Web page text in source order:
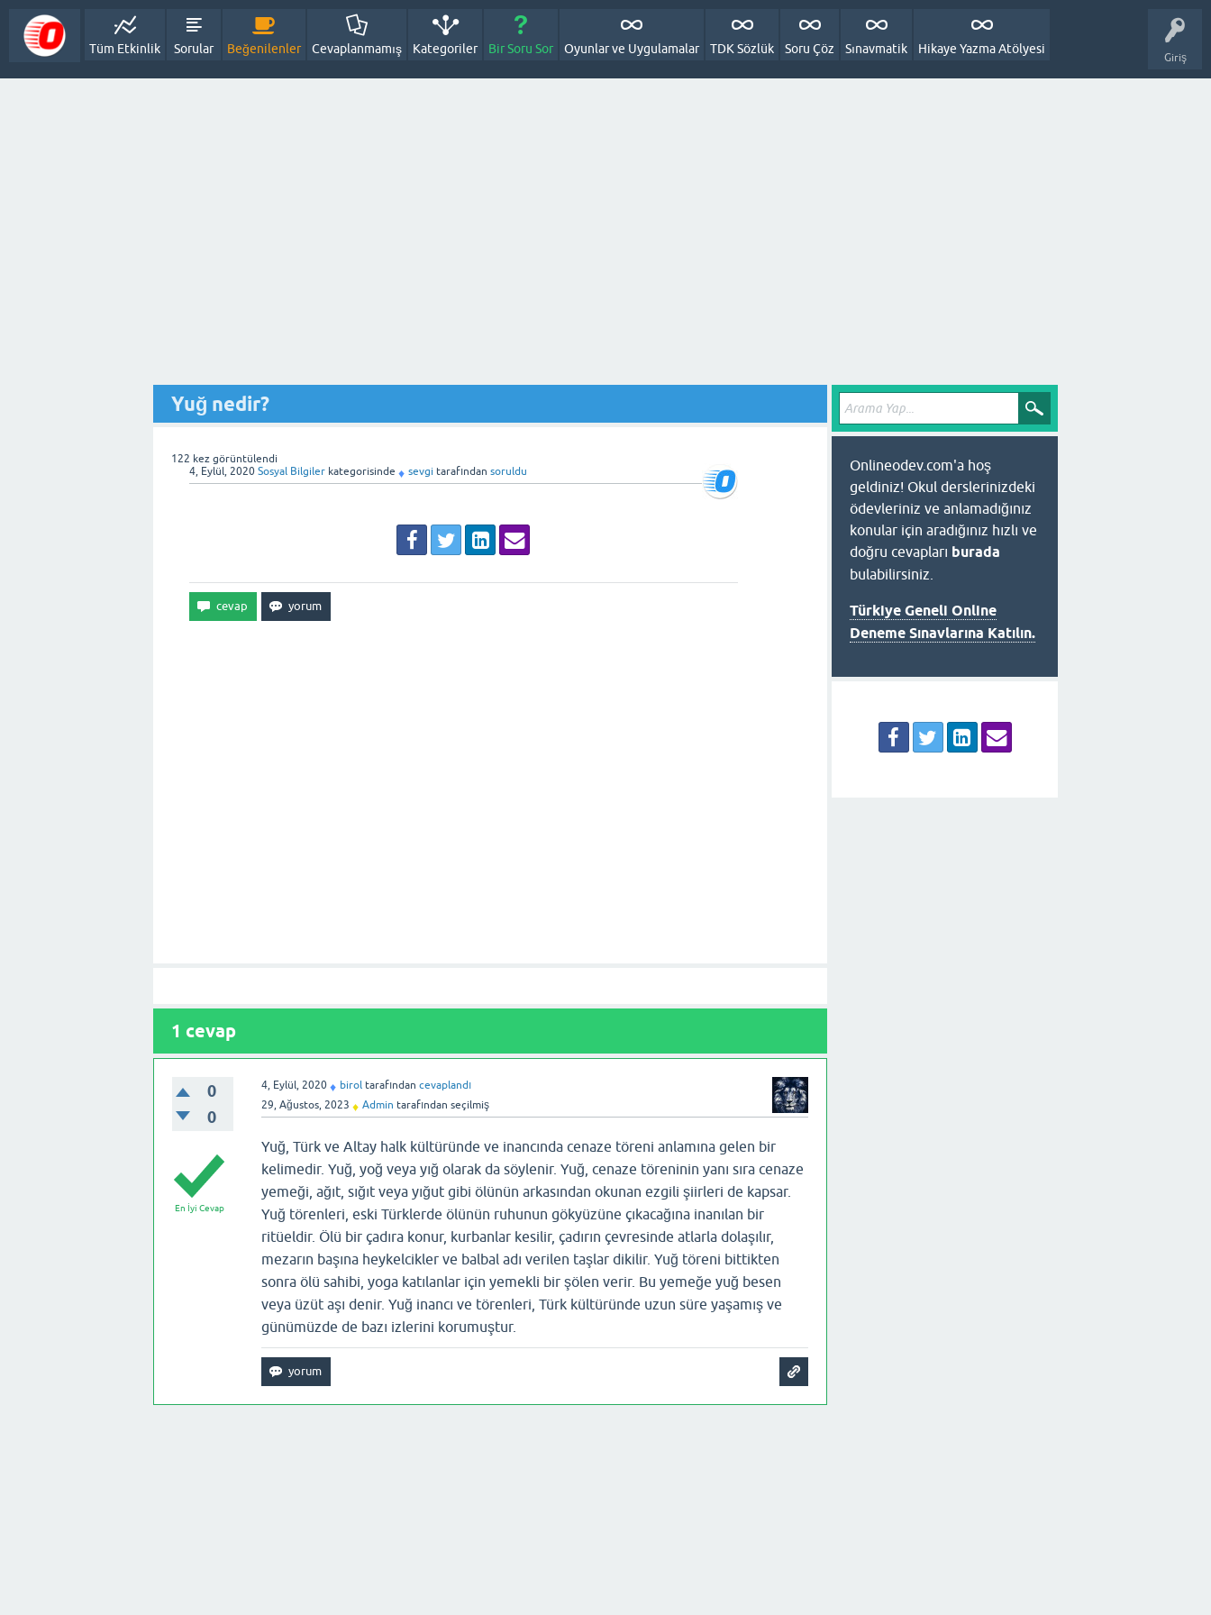
Giriş
Tüm Etkinlik Sorular Beğenilenler Cevaplanmamış Kategoriler Bir Soru Sor Oyunlar ve Uygulamalar TDK Sözlük Soru Çöz Sınavmatik Hikaye Yazma Atölyesi
Yuğ nedir?
122 kez görüntülendi
4, Eylül, 2020 Sosyal Bilgiler kategorisinde ♦ sevgi tarafından soruldu
1 cevap
0
0
4, Eylül, 2020 ♦ birol tarafından cevaplandı
29, Ağustos, 2023 ♦ Admin tarafından seçilmiş
En İyi Cevap
Yuğ, Türk ve Altay halk kültüründe ve inancında cenaze töreni anlamına gelen bir
kelimedir. Yuğ, yoğ veya yığ olarak da söylenir. Yuğ, cenaze töreninin yanı sıra cenaze
yemeği, ağıt, sığıt veya yığut gibi ölünün arkasından okunan ezgili şiirleri de kapsar.
Yuğ törenleri, eski Türklerde ölünün ruhunun gökyüzüne çıkacağına inanılan bir
ritüeldir. Ölü bir çadıra konur, kurbanlar kesilir, çadırın çevresinde atlarla dolaşılır,
mezarın başına heykelcikler ve balbal adı verilen taşlar dikilir. Yuğ töreni bittikten
sonra ölü sahibi, yoga katılanlar için yemekli bir şölen verir. Bu yemeğe yuğ besen
veya üzüt aşı denir. Yuğ inancı ve törenleri, Türk kültüründe uzun süre yaşamış ve
günümüzde de bazı izlerini korumuştur.
Onlineodev.com'a hoş
geldiniz! Okul derslerinizdeki
ödevleriniz ve anlamadığınız
konular için aradığınız hızlı ve
doğru cevapları burada
bulabilirsiniz.
Türkiye Geneli Online
Deneme Sınavlarına Katılın.